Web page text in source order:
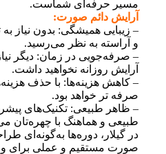
مسیر حرفه‌ای شماست.
آرایش دائم صورت:
– زیبایی همیشگی: بدون نیاز به
و آراسته به نظر می‌رسید.
– صرفه‌جویی در زمان: دیگر نیازی
آرایش روزانه نخواهید داشت.
– کاهش هزینه‌ها: با حذف هزینه‌های
صرفه تر خواهد بود.
– ظاهر طبیعی: تکنیک‌های پیشرفته
طبیعی و هماهنگ با چهره‌تان می‌دهند.
در گیلار، دوره‌ها به‌گونه‌ای طراحی
‌صورت مستقیم و عملی برای ورود به